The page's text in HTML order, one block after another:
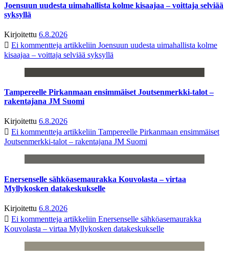
Joensuun uudesta uimahallista kolme kisaajaa – voittaja selviää
syksyllä
Kirjoitettu 6.8.2026
Ei kommentteja artikkeliin Joensuun uudesta uimahallista kolme
kisaajaa – voittaja selviää syksyllä
Tampereelle Pirkanmaan ensimmäiset Joutsenmerkki-talot –
rakentajana JM Suomi
Kirjoitettu 6.8.2026
Ei kommentteja artikkeliin Tampereelle Pirkanmaan ensimmäiset
Joutsenmerkki-talot – rakentajana JM Suomi
Enersenselle sähköasemaurakka Kouvolasta – virtaa
Myllykosken datakeskukselle
Kirjoitettu 6.8.2026
Ei kommentteja artikkeliin Enersenselle sähköasemaurakka
Kouvolasta – virtaa Myllykosken datakeskukselle